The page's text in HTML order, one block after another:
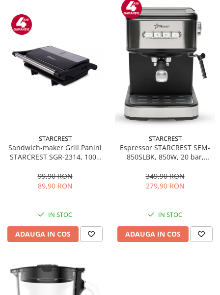
STARCREST
Sandwich-maker Grill Panini
STARCREST SGR-2314, 1000
Deschidere 180°, Suprafata
de gatire 23 x 14 cm, Negru
99,90 RON
89,90 RON
IN STOC
ADAUGA IN COS
STARCREST
Espressor STARCREST SEM-
850SLBK, 850W, 20 bar,
dispozitiv spumare, filtru
dublu din inox, Negru/Inox
349,90 RON
279,90 RON
IN STOC
ADAUGA IN COS